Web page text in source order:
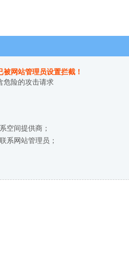
网站管理员设置拦截！
危险的攻击请求
空间提供商；
系网站管理员；